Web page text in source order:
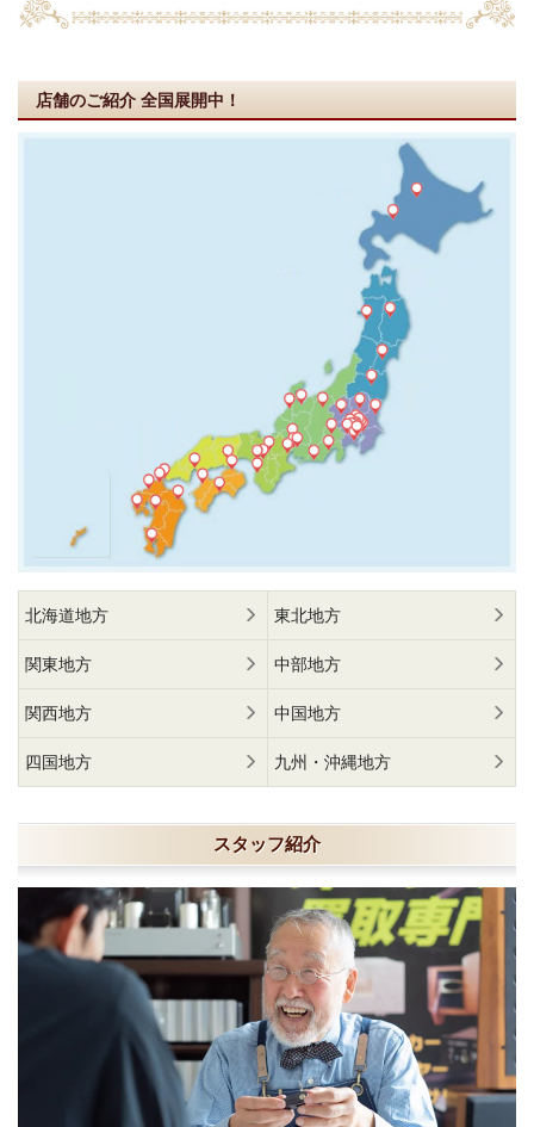
店舗のご紹介 全国展開中！
北海道地方 東北地方
関東地方 中部地方
関西地方 中国地方
四国地方 九州・沖縄地方
スタッフ紹介